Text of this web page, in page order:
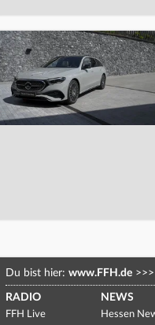
Du bist hier: www.FFH.de >>>
RADIO
FFH Live
NEWS
Hessen